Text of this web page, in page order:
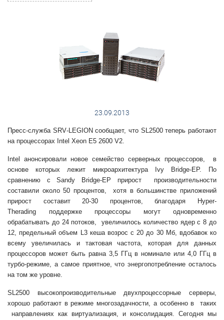
23.09.2013
Пресс-служба SRV-LEGION сообщает, что SL 2500 теперь работают
на процессорах Intel Xeon E5 2600 V2.
Intel анонсировали новое семейство серверных процессоров,
в
основе которых лежит микроархитектура Ivy Bridge-EP.
По
сравнению с
Sandy Bridge-EP
прирост производительности
составили около 50 процентов, хотя в большинстве приложений
прирост составит 20-30 процентов, благодаря
Hyper-
Therading
поддержке процессоры могут одновременно
обрабатывать до 24 потоков, увеличилось количество ядер с 8 до
12, предельный объем
3 кеша возрос с 20 до 30 Мб, вдобавок ко
всему увеличилась и тактовая частота, которая для данных
процессоров может быть равна 3,5 ГГц в номинале или 4,0 ГГц в
турбо-режиме, а самое приятное, что энергопотребление осталось
на том же уровне.
SL2500 высокопроизводительные двухпроцессорные серверы,
хорошо работают в режиме многозадачности, а особенно в таких
направлениях как виртуализация, и консолидация. Сегодня мы